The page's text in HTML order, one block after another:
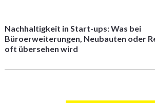
Nachhaltigkeit in Start-ups: Was bei
Büroerweiterungen, Neubauten oder
oft übersehen wird